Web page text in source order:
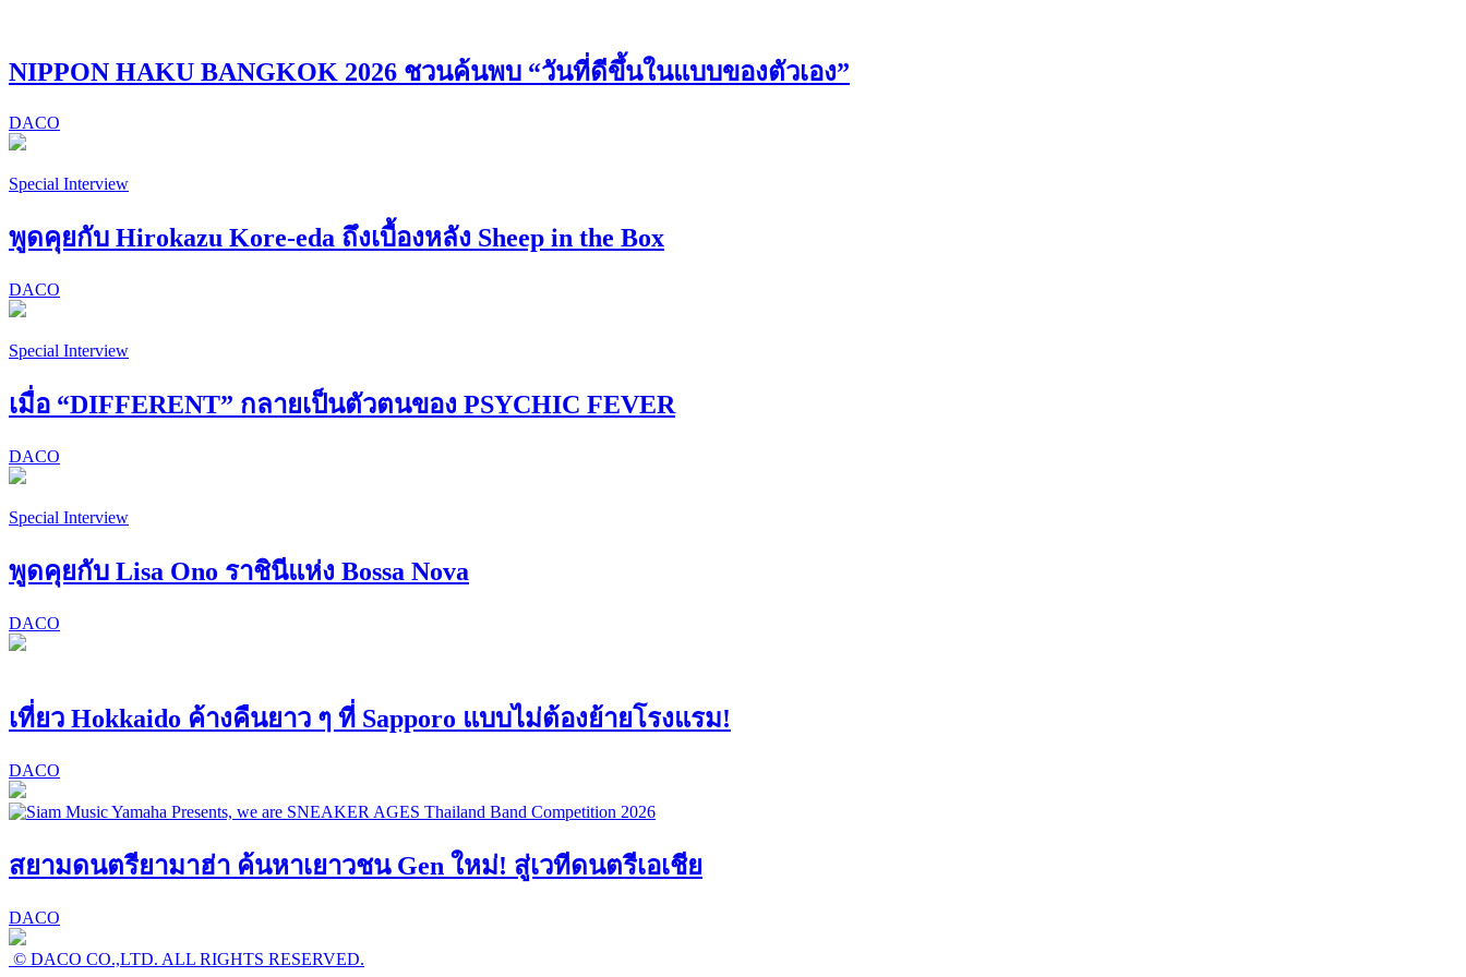
NIPPON HAKU BANGKOK 2026 ชวนค้นพบ “วันที่ดีขึ้นในแบบของตัวเอง”
DACO
Special Interview
พูดคุยกับ Hirokazu Kore-eda ถึงเบื้องหลัง Sheep in the Box
DACO
Special Interview
เมื่อ “DIFFERENT” กลายเป็นตัวตนของ PSYCHIC FEVER
DACO
Special Interview
พูดคุยกับ Lisa Ono ราชินีแห่ง Bossa Nova
DACO
เที่ยว Hokkaido ค้างคืนยาว ๆ ที่ Sapporo แบบไม่ต้องย้ายโรงแรม!
DACO
สยามดนตรียามาฮ่า ค้นหาเยาวชน Gen ใหม่! สู่เวทีดนตรีเอเชีย
DACO
© DACO CO.,LTD. ALL RIGHTS RESERVED.